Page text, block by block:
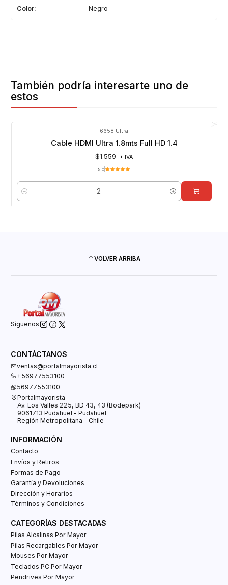
Color: Negro
También podría interesarte uno de
estos
6658 Ultra
Cable HDMI Ultra 1.8mts Full HD 1.4
$1.559 + IVA
5.0
Cantidad
VOLVER ARRIBA
Síguenos
CONTÁCTANOS
ventas@portalmayorista.cl
+56977553100
56977553100
Portalmayorista
Av. Los Valles 225, BD 43, 43 (Bodepark)
9061713 Pudahuel - Pudahuel
Región Metropolitana - Chile
INFORMACIÓN
Contacto
Envíos y Retiros
Formas de Pago
Garantía y Devoluciones
Dirección y Horarios
Términos y Condiciones
CATEGORÍAS DESTACADAS
Pilas Alcalinas Por Mayor
Pilas Recargables Por Mayor
Mouses Por Mayor
Teclados PC Por Mayor
Pendrives Por Mayor